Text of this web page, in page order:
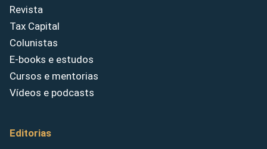
Revista
Tax Capital
Colunistas
E-books e estudos
Cursos e mentorias
Vídeos e podcasts
Editorias